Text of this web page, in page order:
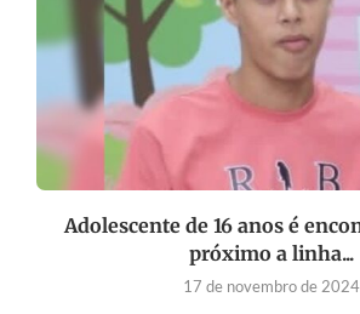
Adolescente de 16 anos é
próximo a linha...
17 de novembro de 2024